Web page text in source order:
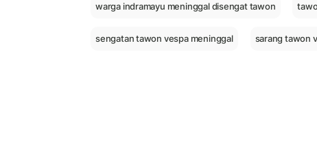
warga indramayu meninggal disengat tawon
sengatan tawon vespa meninggal sarang tawon